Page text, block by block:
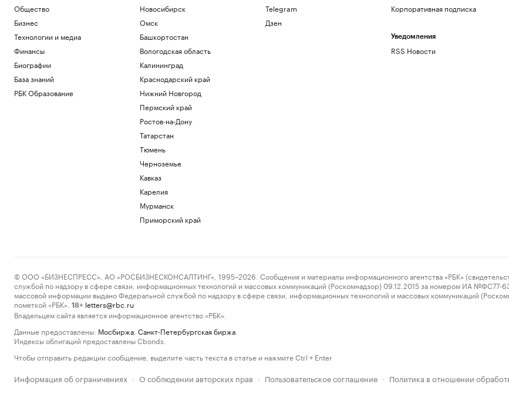
Общество
Бизнес
Технологии и медиа
Финансы
Биографии
База знаний
РБК Образование
Новосибирск
Омск
Башкортостан
Вологодская область
Калининград
Краснодарский край
Нижний Новгород
Пермский край
Ростов-на-Дону
Татарстан
Тюмень
Черноземье
Кавказ
Карелия
Мурманск
Приморский край
Telegram
Дзен
Корпоративная подписка
Уведомления
RSS Новости
© ООО «БИЗНЕСПРЕСС», АО «РОСБИЗНЕСКОНСАЛТИНГ», 1995–2026. Сообщения и материалы информационного агентства «РБК»
службой по надзору в сфере связи, информационных технологий и массовых коммуникаций (Роскомнадзор) 09.12.2015 за номером ИА №ФС77-
массовой информации выдано Федеральной службой по надзору в сфере связи, информационных технологий и массовых коммуникаций
пометкой «РБК».
18+ letters@rbc.ru
Владельцем сайта является информационное агентство «РБК».
Данные предоставлены: Мосбиржа Санкт-Петербургская биржа
Индексы облигаций предоставлены Cbonds.
Чтобы отправить редакции сообщение, выделите часть текста в статье и нажмите Ctrl + Enter
Информация об ограничениях · О соблюдении авторских прав · Пользовательское соглашение · Политика в отношении